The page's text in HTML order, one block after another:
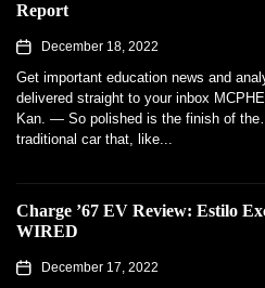
Report
December 18, 2022
Get important education news and
delivered straight to your inbox
Kan. — So polished is the finish of the
traditional car that, like...
Charge ’67 EV Review: Estilo
WIRED
December 17, 2022